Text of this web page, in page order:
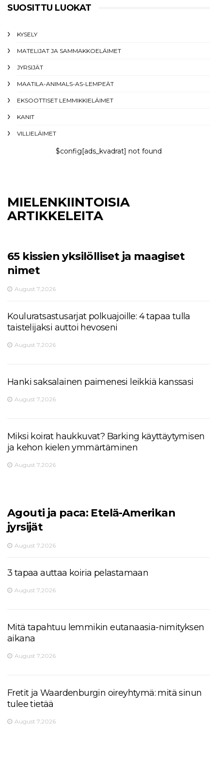
SUOSITTU LUOKAT
KYSELY
MATELIJAT JA SAMMAKKOELÄIMET
JYRSIJÄT
MAATILA-ANIMALS-AS-LEMPEÄT
EKSOOTTISET LEMMIKKIELÄIMET
KANIT
VILLIELÄIMET
$config[ads_kvadrat] not found
MIELENKIINTOISIA
ARTIKKELEITA
65 kissien yksilölliset ja maagiset
nimet
August 7,2026
Kouluratsastusarjat polkuajoille: 4 tapaa tulla
taistelijaksi auttoi hevoseni
August 7,2026
Hanki saksalainen paimenesi leikkiä kanssasi
August 7,2026
Miksi koirat haukkuvat? Barking käyttäytymisen
ja kehon kielen ymmärtäminen
August 7,2026
Agouti ja paca: Etelä-Amerikan
jyrsijät
August 7,2026
3 tapaa auttaa koiria pelastamaan
August 7,2026
Mitä tapahtuu lemmikin eutanaasia-nimityksen
aikana
August 7,2026
Fretit ja Waardenburgin oireyhtymä: mitä sinun
tulee tietää
August 7,2026